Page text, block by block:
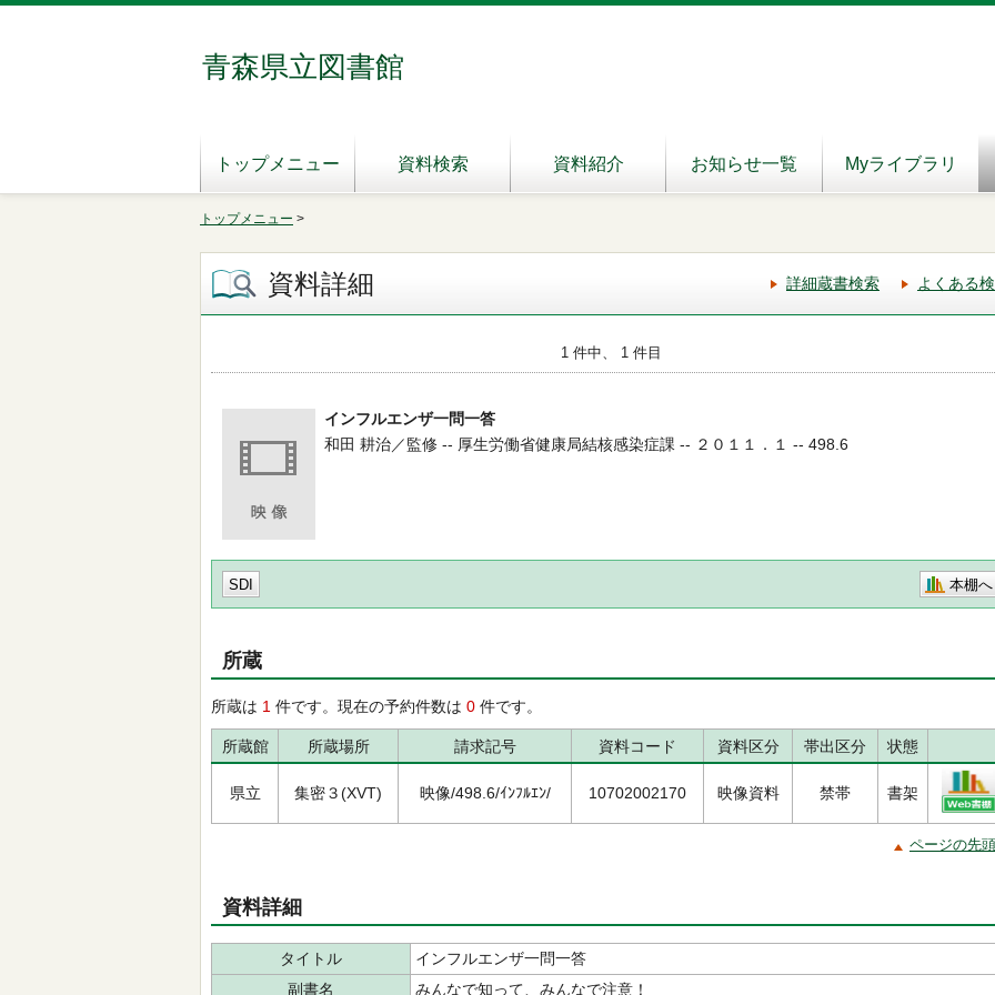
青森県立図書館
トップメニュー 資料検索 資料紹介 お知らせ一覧 Myライブラリ
トップメニュー >
資料詳細 詳細蔵書検索 よくある
1 件中、 1 件目
インフルエンザ一問一答
和田 耕治／監修 -- 厚生労働省健康局結核感染症課 -- ２０１１．１ -- 498.6
SDI 本棚へ
所蔵
所蔵は 1 件です。現在の予約件数は 0 件です。
所蔵館 所蔵場所 請求記号 資料コード 資料区分 帯出区分 状態
県立 集密３(XVT) 映像/498.6/ｲﾝﾌﾙｴﾝ/ 10702002170 映像資料 禁帯 書架
ページの先
資料詳細
タイトル
インフルエンザ一問一答
副書名
みんなで知って、みんなで注意！